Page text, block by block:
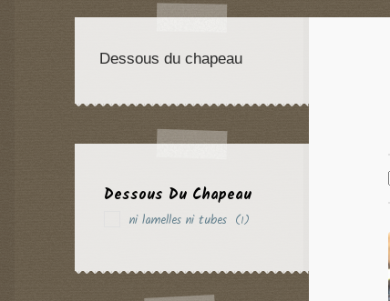
Dessous du chapeau
Dessous Du Chapeau
ni lamelles ni tubes (1)